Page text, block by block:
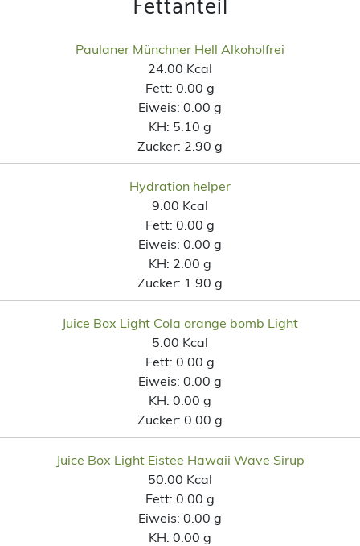
Paulaner Münchner Hell Alkoholfrei
24.00 Kcal
Fett: 0.00 g
Eiweis: 0.00 g
KH: 5.10 g
Zucker: 2.90 g
Hydration helper
9.00 Kcal
Fett: 0.00 g
Eiweis: 0.00 g
KH: 2.00 g
Zucker: 1.90 g
Juice Box Light Cola orange bomb Light
5.00 Kcal
Fett: 0.00 g
Eiweis: 0.00 g
KH: 0.00 g
Zucker: 0.00 g
Juice Box Light Eistee Hawaii Wave Sirup
50.00 Kcal
Fett: 0.00 g
Eiweis: 0.00 g
KH: 0.00 g